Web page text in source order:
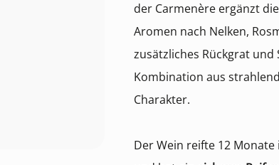
der Carmenère ergänzt
Aromen nach Nelken,
zusätzliches Rückgrat
Kombination aus
Charakter.
Der Wein reifte 12